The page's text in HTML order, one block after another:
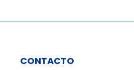
CONTACTO